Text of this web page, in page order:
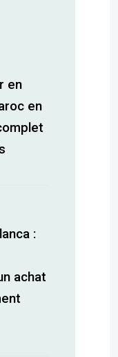
en
en
:
achat